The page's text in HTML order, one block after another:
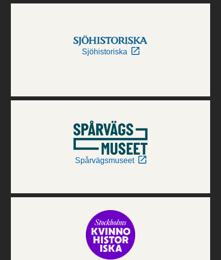
Sjöhistoriska
Spårvägsmuseet